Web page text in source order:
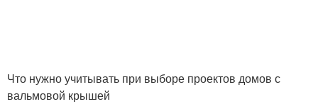
Что нужно учитывать при выборе проектов домов с
вальмовой крышей